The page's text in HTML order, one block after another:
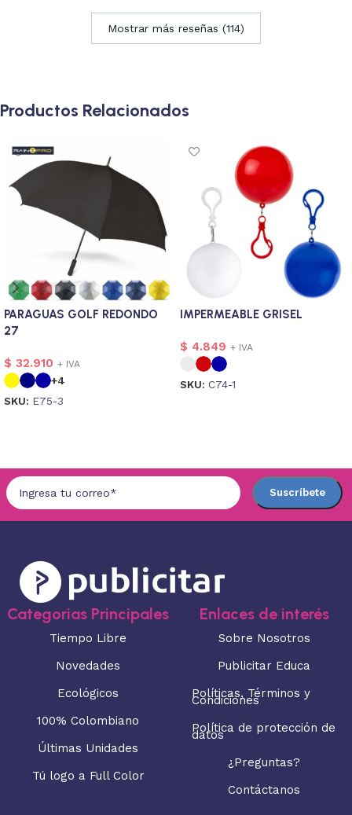
Mostrar más reseñas (114)
Productos Relacionados
PARAGUAS GOLF REDONDO
27
$ 32.910 + IVA
+4
SKU: E75-3
IMPERMEABLE GRISEL
$ 4.849 + IVA
SKU: C74-1
Categorias Principales
Tiempo Libre
Novedades
Ecológicos
100% Colombiano
Últimas Unidades
Tú logo a Full Color
Enlaces de interés
Sobre Nosotros
Publicitar Educa
Políticas, Términos y
Condiciones
Política de protección de
datos
¿Preguntas?
Contáctanos